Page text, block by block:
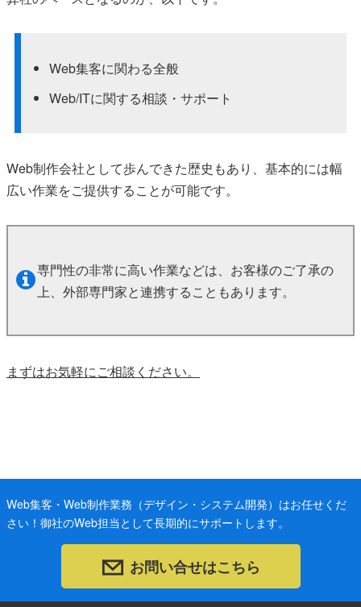
Web集客に関わる全般
Web/ITに関する相談・サポート
Web制作会社として歩んできた歴史もあり、基本的には幅
広い作業をご提供することが可能です。
専門性の非常に高い作業などは、お客様のご了承の
上、外部専門家と連携することもあります。
まずはお気軽にご相談ください。
Web集客・Web制作業務（デザイン・システム開発）はお任せくだ
さい！御社のWeb担当として長期的にサポートします。
お問い合せはこちら